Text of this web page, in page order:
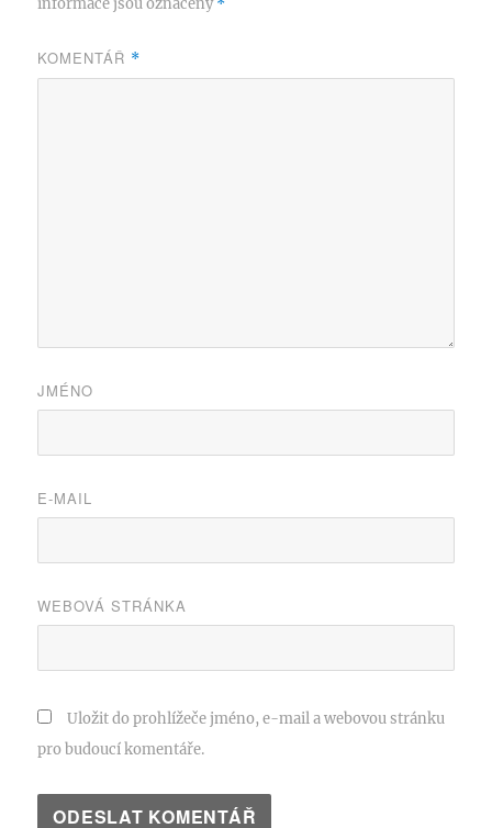
KOMENTÁŘ *
JMÉNO
E-MAIL
WEBOVÁ STRÁNKA
Uložit do prohlížeče jméno, e-mail a webovou stránku
pro budoucí komentáře.